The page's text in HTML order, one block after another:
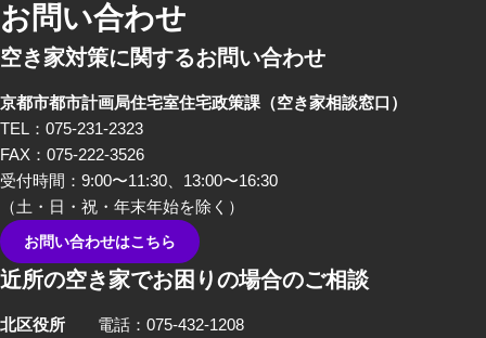
お問い合わせ
空き家対策に関するお問い合わせ
京都市都市計画局住宅室住宅政策課 （空き家相談窓口）
TEL：075-231-2323
FAX：075-222-3526
受付時間：9:00〜11:30、13:00〜16:30
（土・日・祝・年末年始を除く）
お問い合わせはこちら
近所の空き家でお困りの場合のご相談
北区役所
電話：075-432-1208